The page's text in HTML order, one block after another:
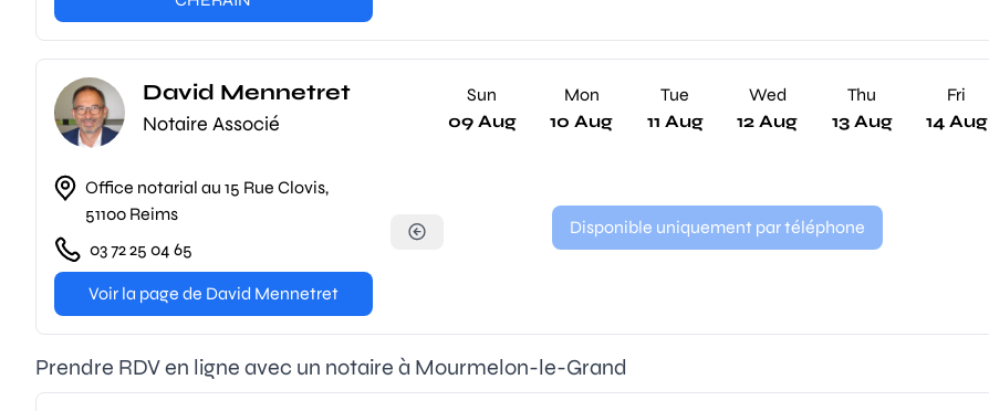
David Mennetret
Notaire Associé
Office notarial au 15 Rue Clovis,
51100 Reims
03 72 25 04 65
Voir la page de David Mennetret
Sun
09 Aug
Mon
10 Aug
Tue
11 Aug
Wed
12 Aug
Thu
13 Aug
Fri
14 Aug
Disponible uniquement par téléphone
Prendre RDV en ligne avec un notaire à Mourmelon-le-Grand